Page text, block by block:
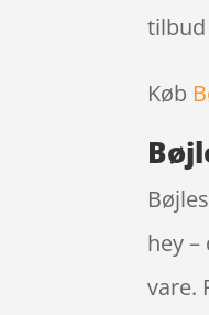
Køb
hey
vare.